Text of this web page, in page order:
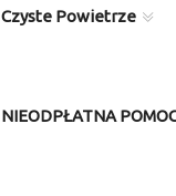
Czyste Powietrze
NIEODPŁATNA